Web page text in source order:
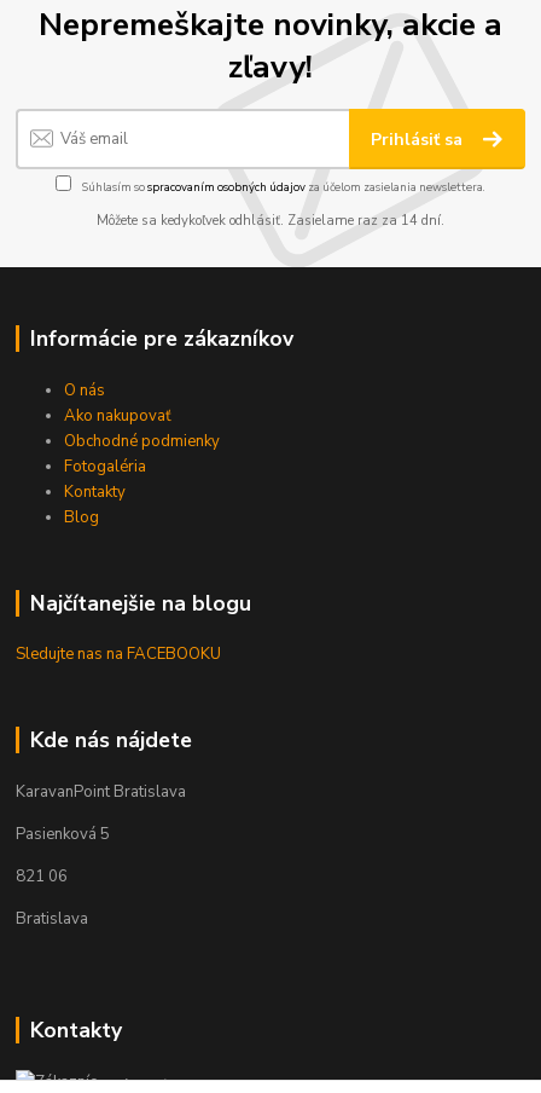
Nepremeškajte novinky, akcie a
zľavy!
Prihlásiť sa
Súhlasím sospracovaním osobných údajov za účelom zasielania newslettera.
Môžete sa kedykoľvek odhlásiť. Zasielame raz za 14 dní.
Informácie pre zákazníkov
O nás
Ako nakupovať
Obchodné podmienky
Fotogaléria
Kontakty
Blog
Najčítanejšie na blogu
Sledujte nas na FACEBOOKU
Kde nás nájdete
KaravanPoint Bratislava
Pasienková 5
821 06
Bratislava
Kontakty
Zákaznícka podpora KaravanPoint